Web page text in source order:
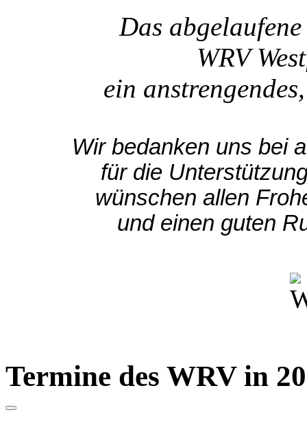
Das
WRV
ein
Wir bedanken uns bei
für die
wünschen allen
und einen guten
Termine des WRV in